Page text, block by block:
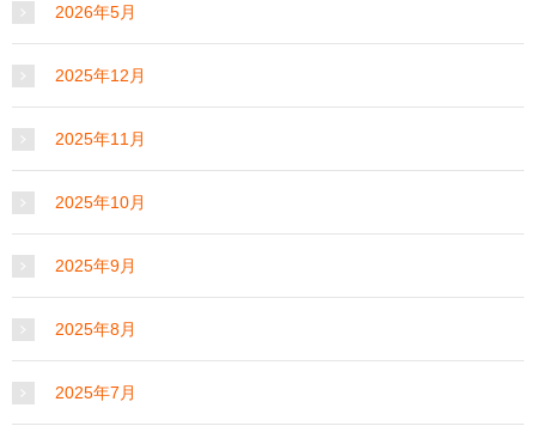
2026年5月
2025年12月
2025年11月
2025年10月
2025年9月
2025年8月
2025年7月